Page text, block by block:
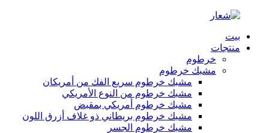
بيت
منتجات
خرطوم
مشبك خرطوم
مشبك خرطوم سريع الفك من أمريكان
مشبك خرطوم من النوع الأمريكي
مشبك خرطوم أمريكي بمقبض
مشبك خرطوم بريطاني ذو غلاف أزرق اللون
مشبك خرطوم الجسر